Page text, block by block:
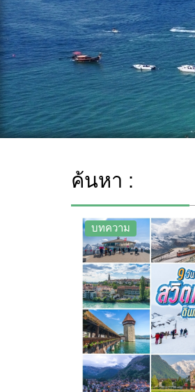
ค้นหา :
บทความ